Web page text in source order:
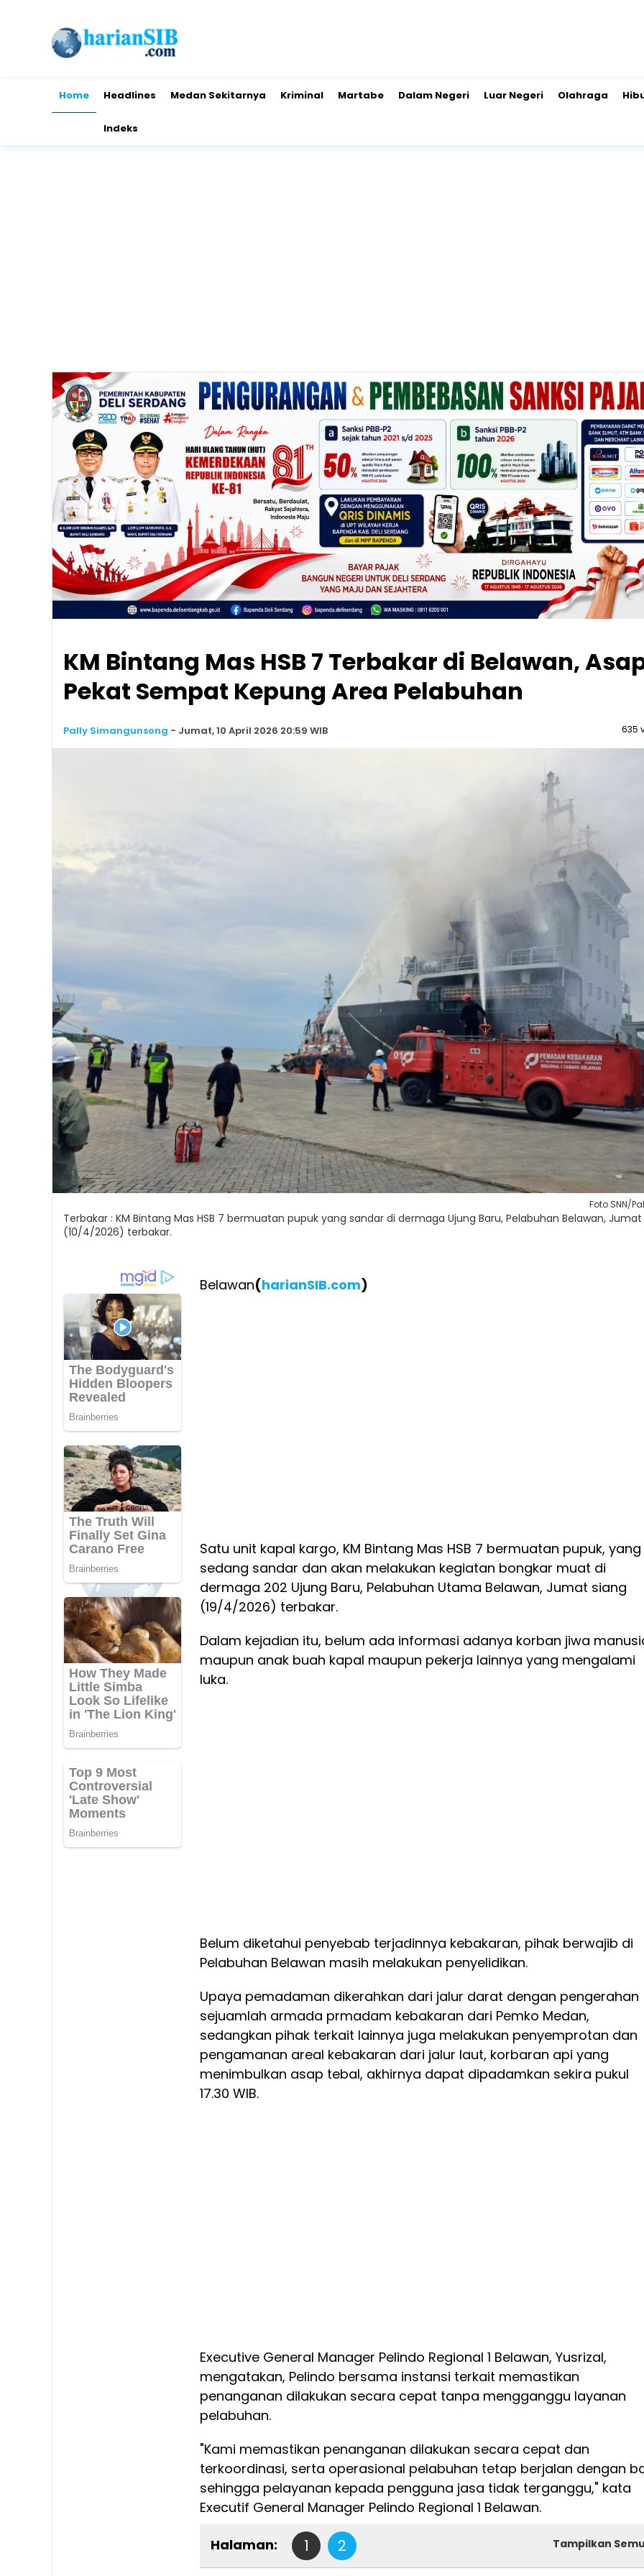
Home Headlines Medan Sekitarnya Kriminal Martabe Dalam Negeri Luar Negeri Olahraga
Indeks
KM Bintang Mas HSB 7 Terbakar di Belawan,
Pekat Sempat Kepung Area Pelabuhan
Pally Simangunsong - Jumat, 10 April 2026 20:59 WIB 635
Foto SNN/
Terbakar : KM Bintang Mas HSB 7 bermuatan pupuk yang sandar di dermaga Ujung Baru, Pelabuhan Belawan, Jumat
(10/4/2026) terbakar.
Belawan(harianSIB.com)
Satu unit kapal kargo, KM Bintang Mas HSB 7 bermuatan pupuk, yang
sedang sandar dan akan melakukan kegiatan bongkar muat di
dermaga 202 Ujung Baru, Pelabuhan Utama Belawan, Jumat siang
(19/4/2026) terbakar.
Dalam kejadian itu, belum ada informasi adanya korban jiwa
maupun anak buah kapal maupun pekerja lainnya yang mengalami
luka.
Belum diketahui penyebab terjadinnya kebakaran, pihak berwajib di
Pelabuhan Belawan masih melakukan penyelidikan.
Upaya pemadaman dikerahkan dari jalur darat dengan pengerahan
sejuamlah armada prmadam kebakaran dari Pemko Medan,
sedangkan pihak terkait lainnya juga melakukan penyemprotan dan
pengamanan areal kebakaran dari jalur laut, korbaran api yang
menimbulkan asap tebal, akhirnya dapat dipadamkan sekira pukul
17.30 WIB.
Executive General Manager Pelindo Regional 1 Belawan, Yusrizal,
mengatakan, Pelindo bersama instansi terkait memastikan
penanganan dilakukan secara cepat tanpa mengganggu layanan
pelabuhan.
"Kami memastikan penanganan dilakukan secara cepat dan
terkoordinasi, serta operasional pelabuhan tetap berjalan dengan
sehingga pelayanan kepada pengguna jasa tidak terganggu," kata
Executif General Manager Pelindo Regional 1 Belawan.
Halaman: 1 2 Tampilkan